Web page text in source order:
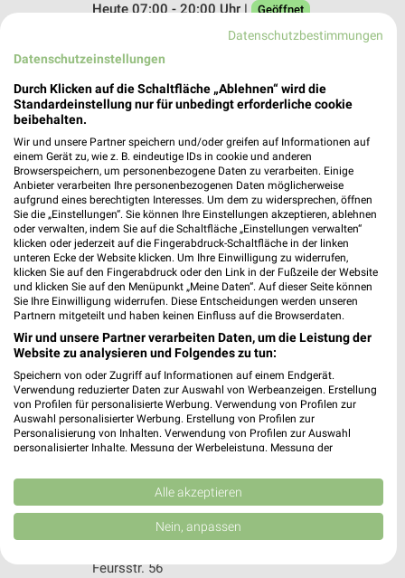
Heute 07:00 - 20:00 Uhr | Geöffnet
dm München
Schleißheimer Straße 506
Heute 08:00 - 20:00 Uhr | Öffnet in 37 Min.
496,35 km
Rossmann München
Lerchenstr. 7a
80995 München
Heute 08:00 - 20:00 Uhr | Öffnet in 37 Min.
497,86 km • Angebote: 2 Prospekte
Rossmann München
Oertelplatz 13
80999 München
500,72 km • Angebote: 2 Prospekte
Feursstr. 56
Datenschutzbestimmungen
Datenschutzeinstellungen
Durch Klicken auf die Schaltfläche „Ablehnen“ wird die
Standardeinstellung nur für unbedingt erforderliche cookie
beibehalten.
Wir und unsere Partner speichern und/oder greifen auf Informationen auf
einem Gerät zu, wie z. B. eindeutige IDs in cookie und anderen
Browserspeichern, um personenbezogene Daten zu verarbeiten. Einige
Anbieter verarbeiten Ihre personenbezogenen Daten möglicherweise
aufgrund eines berechtigten Interesses. Um dem zu widersprechen, öffnen
Sie die „Einstellungen“. Sie können Ihre Einstellungen akzeptieren, ablehnen
oder verwalten, indem Sie auf die Schaltfläche „Einstellungen verwalten“
klicken oder jederzeit auf die Fingerabdruck-Schaltfläche in der linken
unteren Ecke der Website klicken. Um Ihre Einwilligung zu widerrufen,
klicken Sie auf den Fingerabdruck oder den Link in der Fußzeile der Website
und klicken Sie auf den Menüpunkt „Meine Daten“. Auf dieser Seite können
Sie Ihre Einwilligung widerrufen. Diese Entscheidungen werden unseren
Partnern mitgeteilt und haben keinen Einfluss auf die Browserdaten.
Wir und unsere Partner verarbeiten Daten, um die Leistung der
Website zu analysieren und Folgendes zu tun:
Speichern von oder Zugriff auf Informationen auf einem Endgerät.
Verwendung reduzierter Daten zur Auswahl von Werbeanzeigen. Erstellung
von Profilen für personalisierte Werbung. Verwendung von Profilen zur
Auswahl personalisierter Werbung. Erstellung von Profilen zur
Personalisierung von Inhalten. Verwendung von Profilen zur Auswahl
personalisierter Inhalte. Messung der Werbeleistung. Messung der
Kombinationen von Daten aus verschiedenen Quellen. Entwicklung und
Verbesserung der Angebote. Verwendung reduzierter Daten zur Auswahl
von Inhalten.
Daten können außerhalb der Europäischen Union weitergegeben und in die
USA gesendet werden.
Website/App.
Alle akzeptieren
Nein, anpassen